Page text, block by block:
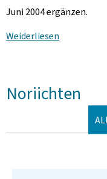
Juni 2004 ergänzen.
Weiderliesen
Noriichten